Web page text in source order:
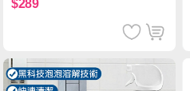
$289